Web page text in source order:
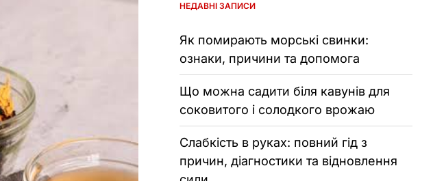
НЕДАВНІ ЗАПИСИ
Як помирають морські свинки:
ознаки, причини та допомога
Що можна садити біля кавунів для
соковитого і солодкого врожаю
Слабкість в руках: повний гід з
причин, діагностики та відновлення